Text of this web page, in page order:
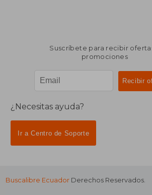
Suscríbete para recibir
promociones
¿Necesitas ayuda?
Ir a Centro de Soporte
Buscalibre Ecuador Derechos Reservados.